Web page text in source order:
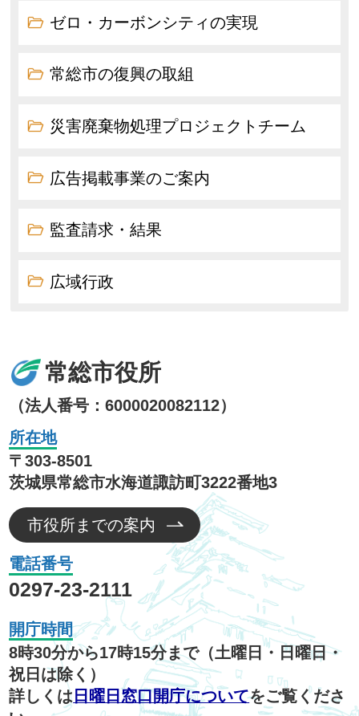
ゼロ・カーボンシティの実現
常総市の復興の取組
災害廃棄物処理プロジェクトチーム
広告掲載事業のご案内
監査請求・結果
広域行政
常総市役所
（法人番号：6000020082112）
所在地
〒303-8501
茨城県常総市水海道諏訪町3222番地3
市役所までの案内
電話番号
0297-23-2111
開庁時間
8時30分から17時15分まで（土曜日・日曜日・
祝日は除く）
詳しくは 日曜日窓口開庁についてをご覧くださ